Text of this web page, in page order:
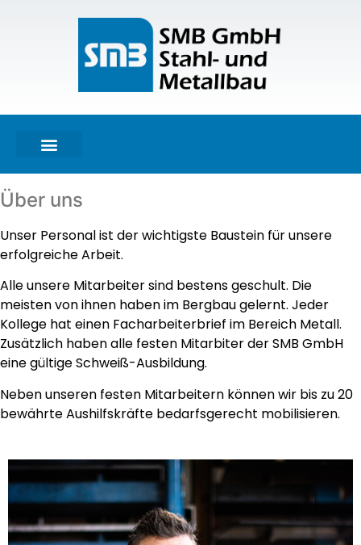
Über uns
Unser Personal ist der wichtigste Baustein für unsere
erfolgreiche Arbeit.
Alle unsere Mitarbeiter sind bestens geschult. Die
meisten von ihnen haben im Bergbau gelernt. Jeder
Kollege hat einen Facharbeiterbrief im Bereich Metall.
Zusätzlich haben alle festen Mitarbiter der SMB GmbH
eine gültige Schweiß-Ausbildung.
Neben unseren festen Mitarbeitern können wir bis zu 20
bewährte Aushilfskräfte bedarfsgerecht mobilisieren.